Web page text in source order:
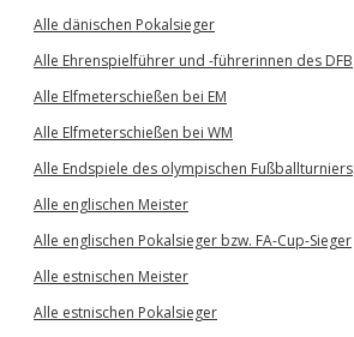
Alle dänischen Pokalsieger
Alle Ehrenspielführer und -führerinnen des DFB
Alle Elfmeterschießen bei EM
Alle Elfmeterschießen bei WM
Alle Endspiele des olympischen Fußballturniers
Alle englischen Meister
Alle englischen Pokalsieger bzw. FA-Cup-Sieger
Alle estnischen Meister
Alle estnischen Pokalsieger